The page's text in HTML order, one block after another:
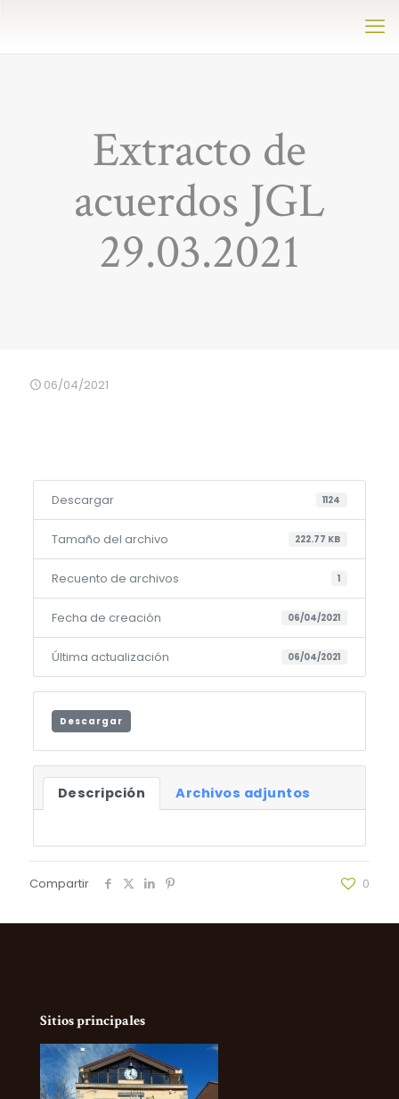
Extracto de
acuerdos JGL
29.03.2021
06/04/2021
Descargar 1124
Tamaño del archivo 222.77 KB
Recuento de archivos 1
Fecha de creación 06/04/2021
Última actualización 06/04/2021
Descargar
Descripción Archivos adjuntos
Compartir 0
Sitios principales